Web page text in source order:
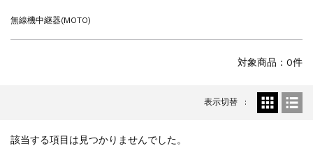
セールス情報
2021.4.12
無線機中継器(MOTO)
対象商品：0件
表示切替
該当する項目は見つかりませんでした。